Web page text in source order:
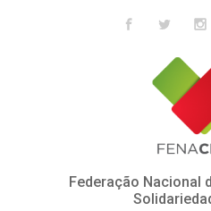
Skip to main content
Federação Nacional